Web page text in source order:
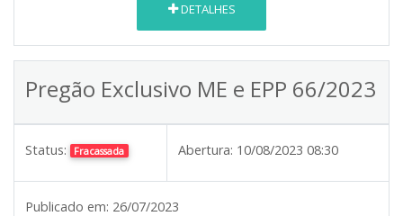
DETALHES
Pregão Exclusivo ME e EPP 66/2023
Status: Fracassada Abertura: 10/08/2023 08:30
Publicado em: 26/07/2023